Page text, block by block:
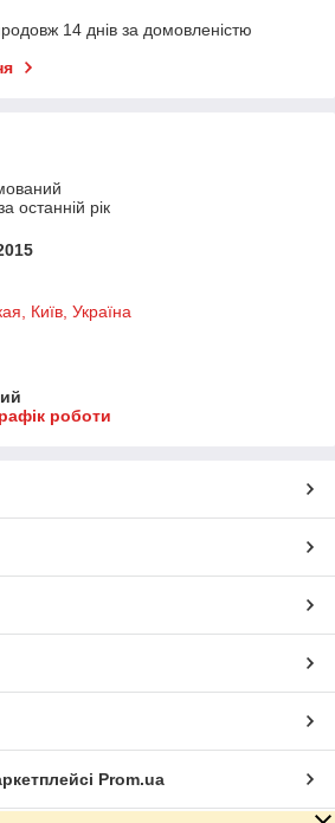
14 днів за домовленістю
останній рік
Київ, Україна
роботи
Prom.ua